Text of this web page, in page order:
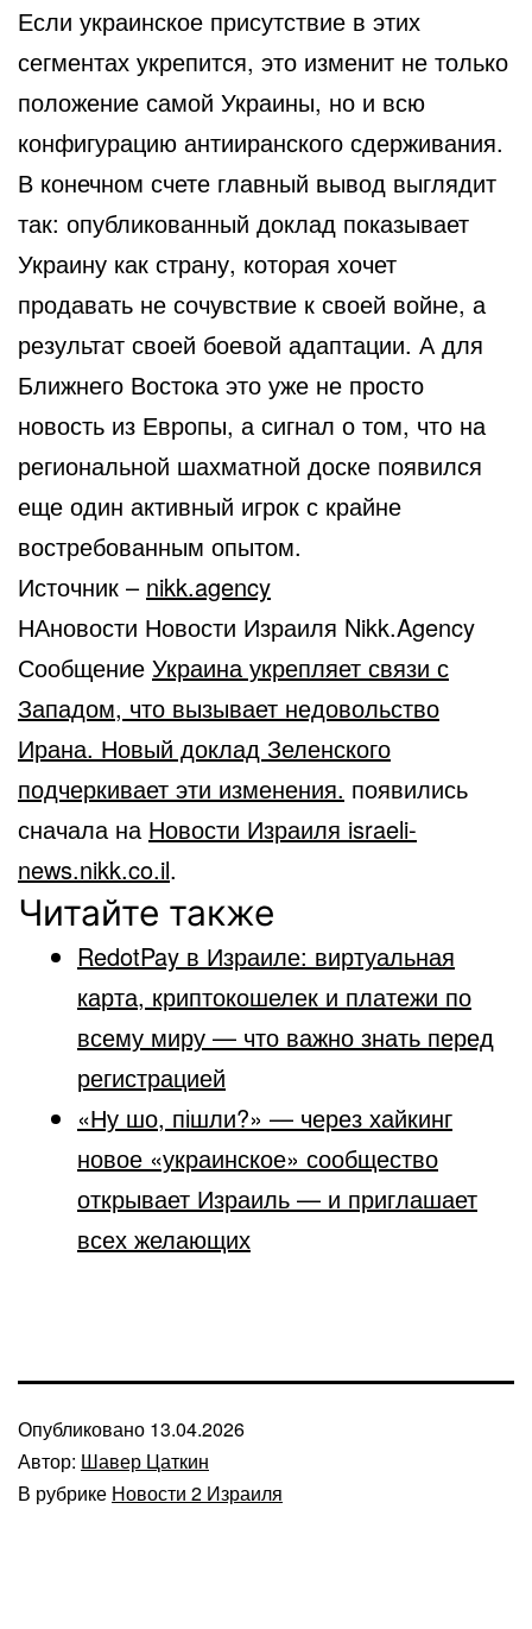
Если украинское присутствие в этих
сегментах укрепится, это изменит не только
положение самой Украины, но и всю
конфигурацию антииранского сдерживания.
В конечном счете главный вывод выглядит
так: опубликованный доклад показывает
Украину как страну, которая хочет
продавать не сочувствие к своей войне, а
результат своей боевой адаптации. А для
Ближнего Востока это уже не просто
новость из Европы, а сигнал о том, что на
региональной шахматной доске появился
еще один активный игрок с крайне
востребованным опытом.
Источник – nikk.agency
НАновости Новости Израиля Nikk.Agency
Сообщение Украина укрепляет связи с
Западом, что вызывает недовольство
Ирана. Новый доклад Зеленского
подчеркивает эти изменения. появились
сначала на Новости Израиля israeli-
news.nikk.co.il.
Читайте также
RedotPay в Израиле: виртуальная
карта, криптокошелек и платежи по
всему миру — что важно знать перед
регистрацией
«Ну шо, пішли?» — через хайкинг
новое «украинское» сообщество
открывает Израиль — и приглашает
всех желающих
Опубликовано 13.04.2026
Автор: Шавер Цаткин
В рубрике Новости 2 Израиля